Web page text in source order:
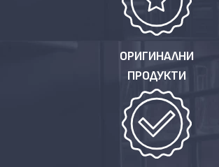
ОРИГИНАЛНИ
ПРОДУКТИ